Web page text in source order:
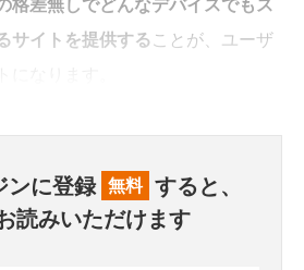
サイトを提供することが、ユーザ
ンに登録 無料 すると、
読みいただけます